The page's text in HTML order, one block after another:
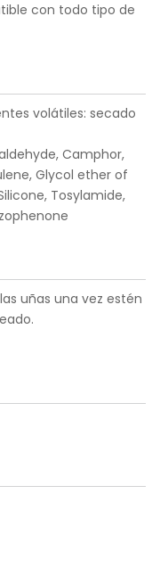
con todo tipo de
volátiles: secado
Camphor,
Glycol ether of
Tosylamide,
uñas una vez estén